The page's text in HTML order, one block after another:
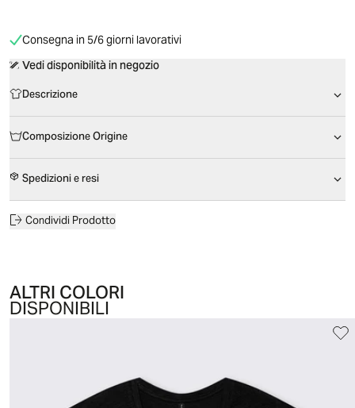
Consegna in 5/6 giorni lavorativi
Vedi disponibilità in negozio
Descrizione
Composizione Origine
Spedizioni e resi
Condividi Prodotto
ALTRI COLORI
DISPONIBILI